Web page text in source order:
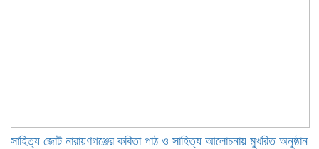
সাহিত্য জোট নারায়ণগঞ্জের কবিতা পাঠ ও সাহিত্য আলোচনায় মুখরিত অনুষ্ঠান